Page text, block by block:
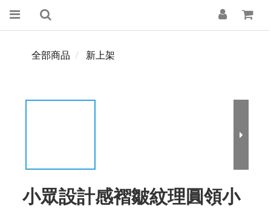
全部商品 新上架
小眾設計感褶皺紋理圓領小